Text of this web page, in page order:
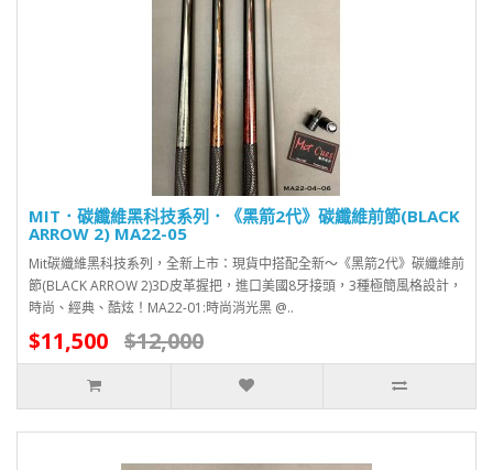
MIT．碳纖維黑科技系列．《黑箭2代》碳纖維前節(BLACK
ARROW 2) MA22-05
Mit碳纖維黑科技系列，全新上市：現貨中搭配全新～《黑箭2代》碳纖維前
節(BLACK ARROW 2)3D皮革握把，進口美國8牙接頭，3種極簡風格設計，
時尚、經典、酷炫！MA22-01:時尚消光黑 @..
$11,500 $12,000